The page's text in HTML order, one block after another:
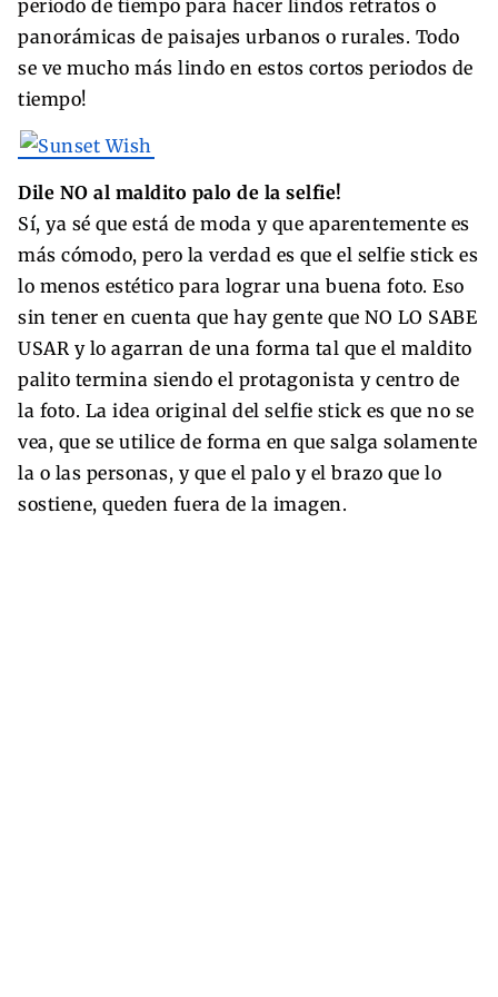
periodo de tiempo para hacer lindos retratos o
panorámicas de paisajes urbanos o rurales. Todo
se ve mucho más lindo en estos cortos periodos de
tiempo!
Dile NO al maldito palo de la selfie!
Sí, ya sé que está de moda y que aparentemente es
más cómodo, pero la verdad es que el selfie stick es
lo menos estético para lograr una buena foto. Eso
sin tener en cuenta que hay gente que NO LO SABE
USAR y lo agarran de una forma tal que el maldito
palito termina siendo el protagonista y centro de
la foto. La idea original del selfie stick es que no se
vea, que se utilice de forma en que salga solamente
la o las personas, y que el palo y el brazo que lo
sostiene, queden fuera de la imagen.